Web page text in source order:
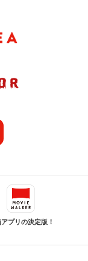
プリの決定版！